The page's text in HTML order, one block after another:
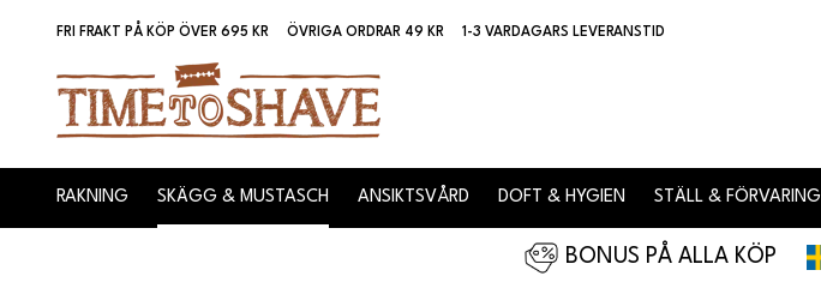
FRI FRAKT PÅ KÖP ÖVER 695 KR ÖVRIGA ORDRAR 49 KR 1-3 VARDAGARS LEVERANSTID
RAKNING SKÄGG & MUSTASCH ANSIKTSVÅRD DOFT & HYGIEN STÄLL & FÖRVARING
BONUS PÅ ALLA KÖP